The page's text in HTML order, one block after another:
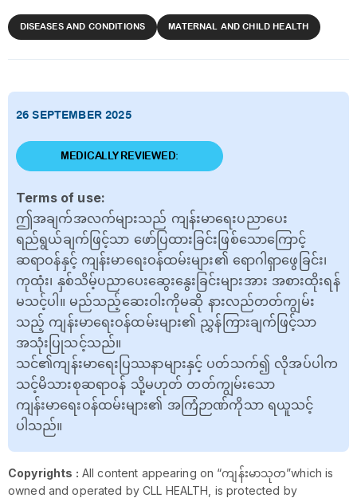
DISEASES AND CONDITIONS MATERNAL AND CHILD HEALTH
26 SEPTEMBER 2025
MEDICALLY REVIEWED:
Terms of use:
ဤအချက်အလက်များသည် ကျန်းမာရေးပညာပေး
ရည်ရွယ်ချက်ဖြင့်သာ ဖော်ပြထားခြင်းဖြစ်သောကြောင့်
ဆရာဝန်နှင့် ကျန်းမာရေးဝန်ထမ်းများ၏ ရောဂါရှာဖွေခြင်း၊
ကုထုံး၊ နှစ်သိမ့်ပညာပေးဆွေးနွေးခြင်းများအား အစားထိုးရန်
မသင့်ပါ။ မည်သည့်ဆေးဝါးကိုမဆို နားလည်တတ်ကျွမ်း
သည့် ကျန်းမာရေးဝန်ထမ်းများ၏ ညွှန်ကြားချက်ဖြင့်သာ
အသုံးပြုသင့်သည်။
သင်၏ကျန်းမာရေးပြဿနာများနှင့် ပတ်သက်၍ လိုအပ်ပါက
သင့်မိသားစုဆရာဝန် သို့မဟုတ် တတ်ကျွမ်းသော
ကျန်းမာရေးဝန်ထမ်းများ၏ အကြံဉာဏ်ကိုသာ ရယူသင့်
ပါသည်။
Copyrights : All content appearing on “ကျန်းမာသုတ”which is
owned and operated by CLL HEALTH, is protected by